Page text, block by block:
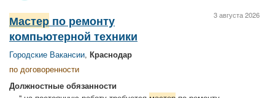
3 августа 2026
Мастер по ремонту
компьютерной техники
Городские Вакансии, Краснодар
по договоренности
Должностные обязанности